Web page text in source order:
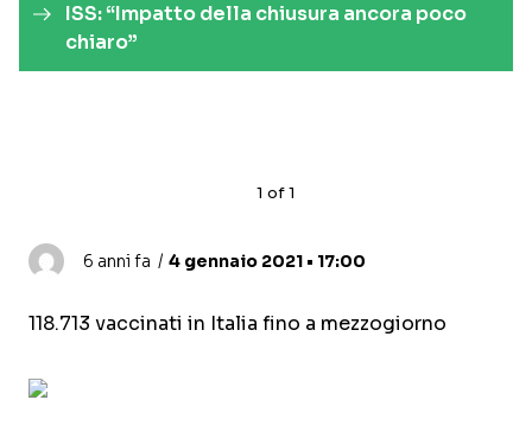
ISS: “Impatto della chiusura ancora poco
chiaro”
1 of1
6 anni fa 4 gennaio 2021 • 17:00
118.713 vaccinati in Italia fino a mezzogiorno